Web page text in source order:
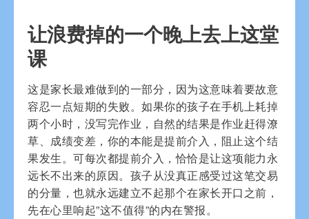
让浪费掉的一个晚上去上这堂
课
这是家长最难做到的一部分，因为这意味着要故意
容忍一点短期的失败。如果你的孩子在手机上耗掉
两个小时，没写完作业，自然的结果是作业赶得潦
草、成绩变差，你的本能是提前介入，阻止这个结
果发生。可每次都提前介入，恰恰是让这项能力永
远长不出来的原因。孩子从没真正感受过这笔交易
的分量，也就永远建立不起那个在家长开口之前，
先在心里响起”这不值得”的内在警报。